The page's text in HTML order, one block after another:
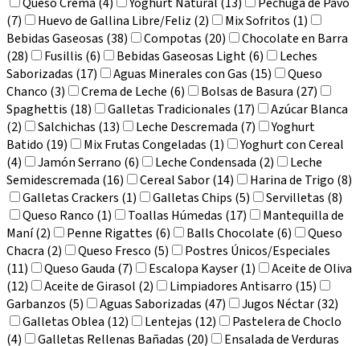
(7)
Huevo de Gallina Libre/Feliz (2)
Mix Sofritos (1)
Bebidas Gaseosas (38)
Compotas (20)
Chocolate en Barra
(28)
Fusillis (6) Bebidas Gaseosas Light (6)
Leches
Saborizadas (17)
Aguas Minerales con Gas (15)
Queso
Chanco (3)
Crema de Leche (6)
Bolsas de Basura (27)
Spaghettis (18)
Galletas Tradicionales (17)
Azúcar Blanca
(2)
Salchichas (13) Leche Descremada (7)
Yoghurt
Batido (19)
Mix Frutas Congeladas (1)
Yoghurt con Cereal
(4)
Jamón Serrano (6) Leche Condensada (2)
Leche
Semidescremada (16)
Cereal Sabor (14)
Harina de Trigo (8)
Galletas Crackers (1)
Galletas Chips (5)
Servilletas (8)
Queso Ranco (1)
Toallas Húmedas (17)
Mantequilla de
Maní (2)
Penne Rigattes (6) Balls Chocolate (6)
Queso
Chacra (2)
Queso Fresco (5)
Postres Únicos/Especiales
(11)
Queso Gauda (7) Escalopa Kayser (1)
Aceite de Oliva
(12)
Aceite de Girasol (2)
Limpiadores Antisarro (15)
Garbanzos (5)
Aguas Saborizadas (47)
Jugos Néctar (32)
Galletas Oblea (12)
Lentejas (12)
Pastelera de Choclo
(4)
Galletas Rellenas Bañadas (20)
Ensalada de Verduras